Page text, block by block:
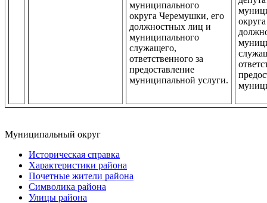
муниципального
округа Черемушки, его
должностных лиц и
муниципального
служащего,
ответственного за
предоставление
муниципальной услуги.
Муниципальный округ
Историческая справка
Характеристики района
Почетные жители района
Символика района
Улицы района